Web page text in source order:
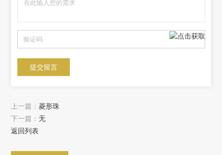
上一篇：菱形珠
返回列表
下一篇：无